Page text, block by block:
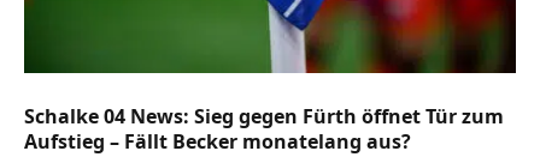
Schalke 04 News: Sieg gegen Fürth öffnet Tür zum
Aufstieg – Fällt Becker monatelang aus?